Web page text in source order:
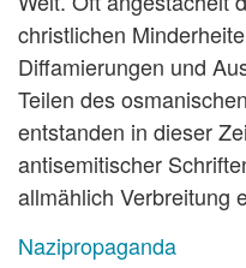
christlichen
Diffamierungen und
Teilen des
entstanden in dieser
antisemitischer
allmählich Verbreitung
Nazipropaganda